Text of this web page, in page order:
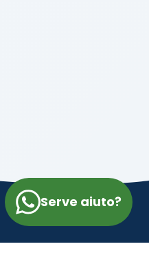
. Tutti i diritti riservati.
Serve aiuto?